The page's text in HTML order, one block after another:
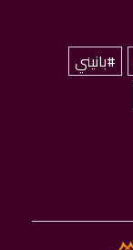
#بانيني